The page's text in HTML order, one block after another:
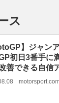
ス
】ジャン
初日3番手に
善できる自信